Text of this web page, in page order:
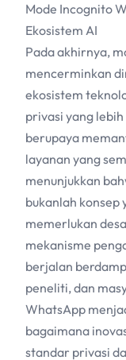
Mode Incognito
Ekosistem AI
Pada akhirnya,
mencerminkan
ekosistem
privasi yang
berupaya
layanan yang
menunjukkan
bukanlah konsep
memerlukan
mekanisme
berjalan
peneliti, dan
WhatsApp
bagaimana
standar privasi